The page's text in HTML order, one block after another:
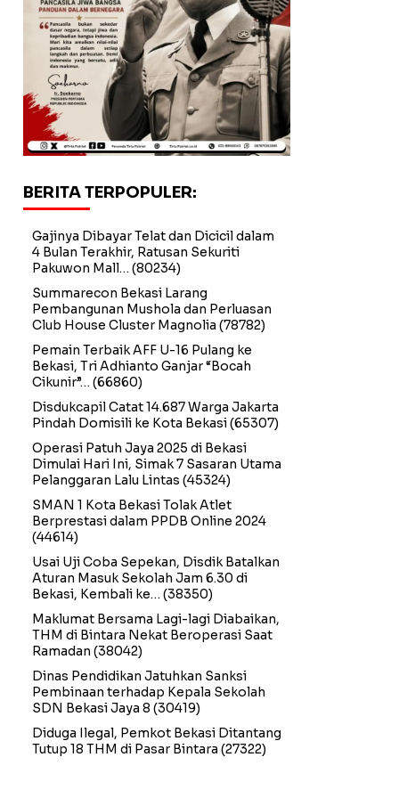
BERITA TERPOPULER:
Gajinya Dibayar Telat dan Dicicil dalam
4 Bulan Terakhir, Ratusan Sekuriti
Pakuwon Mall… (80234)
Summarecon Bekasi Larang
Pembangunan Mushola dan Perluasan
Club House Cluster Magnolia (78782)
Pemain Terbaik AFF U-16 Pulang ke
Bekasi, Tri Adhianto Ganjar “Bocah
Cikunir”… (66860)
Disdukcapil Catat 14.687 Warga Jakarta
Pindah Domisili ke Kota Bekasi(65307)
Operasi Patuh Jaya 2025 di Bekasi
Dimulai Hari Ini, Simak 7 Sasaran Utama
Pelanggaran Lalu Lintas (45324)
SMAN 1 Kota Bekasi Tolak Atlet
Berprestasi dalam PPDB Online 2024
(44614)
Usai Uji Coba Sepekan, Disdik Batalkan
Aturan Masuk Sekolah Jam 6.30 di
Bekasi, Kembali ke… (38350)
Maklumat Bersama Lagi-lagi Diabaikan,
THM di Bintara Nekat Beroperasi Saat
Ramadan (38042)
Dinas Pendidikan Jatuhkan Sanksi
Pembinaan terhadap Kepala Sekolah
SDN Bekasi Jaya 8 (30419)
Diduga Ilegal, Pemkot Bekasi Ditantang
Tutup 18 THM di Pasar Bintara (27322)